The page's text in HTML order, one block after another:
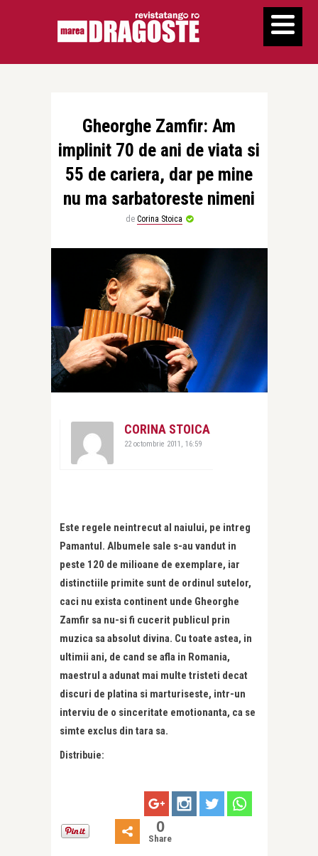
Gheorghe Zamfir: Am
implinit 70 de ani de viata si
55 de cariera, dar pe mine
nu ma sarbatoreste nimeni
de Corina Stoica
CORINA STOICA
22 octombrie 2011, 16:59
Este regele neintrecut al naiului, pe intreg
Pamantul. Albumele sale s-au vandut in
peste 120 de milioane de exemplare, iar
distinctiile primite sunt de ordinul sutelor,
caci nu exista continent unde Gheorghe
Zamfir sa nu-si fi cucerit publicul prin
muzica sa absolut divina. Cu toate astea, in
ultimii ani, de cand se afla in Romania,
maestrul a adunat mai multe tristeti decat
discuri de platina si marturiseste, intr-un
interviu de o sinceritate emotionanta, ca se
simte exclus din tara sa.
Distribuie:
0
Share